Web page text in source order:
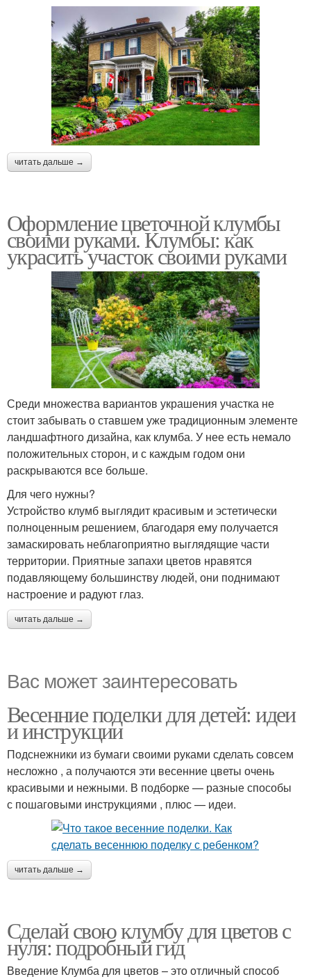
читать дальше →
Оформление цветочной клумбы
своими руками. Клумбы: как
украсить участок своими руками
Среди множества вариантов украшения участка не
стоит забывать о ставшем уже традиционным элементе
ландшафтного дизайна, как клумба. У нее есть немало
положительных сторон, и с каждым годом они
раскрываются все больше.
Для чего нужны?
Устройство клумб выглядит красивым и эстетически
полноценным решением, благодаря ему получается
замаскировать неблагоприятно выглядящие части
территории. Приятные запахи цветов нравятся
подавляющему большинству людей, они поднимают
настроение и радуют глаз.
читать дальше →
Вас может заинтересовать
Весенние поделки для детей: идеи
и инструкции
Подснежники из бумаги своими руками сделать совсем
несложно , а получаются эти весенние цветы очень
красивыми и нежными. В подборке — разные способы
с пошаговыми инструкциями , плюс — идеи.
читать дальше →
Сделай свою клумбу для цветов с
нуля: подробный гид
Введение Клумба для цветов – это отличный способ